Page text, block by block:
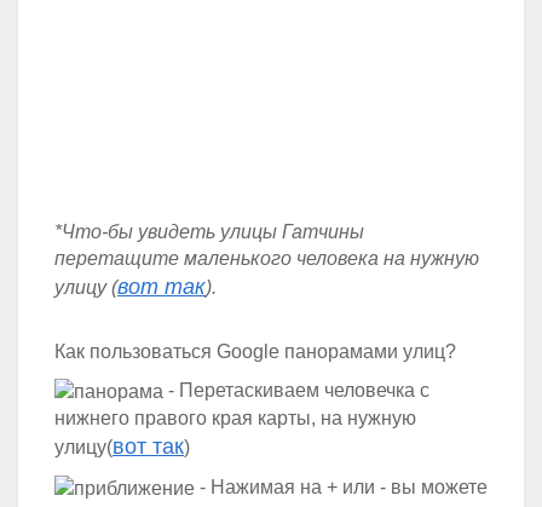
*Что-бы увидеть улицы Гатчины
перетащите маленького человека на нужную
улицу (вот так).
Как пользоваться Google панорамами улиц?
- Перетаскиваем человечка с
нижнего правого края карты, на нужную
улицу(вот так)
- Нажимая на + или - вы можете